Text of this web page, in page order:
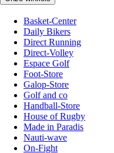
Basket-Center
Daily Bikers
Direct Running
Direct-Volley
Espace Golf
Foot-Store
Galop-Store
Golf and co
Handball-Store
House of Rugby
Made in Paradis
Nauti-wave
On-Fight